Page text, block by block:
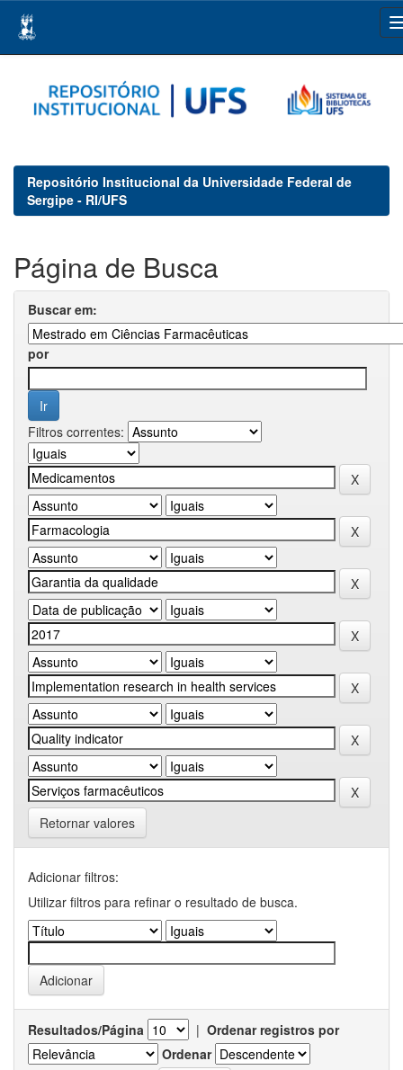
navigation
Repositório Institucional da Universidade Federal de
Sergipe - RI/UFS
Página de Busca
Buscar em:
por
Filtros correntes:
Retornar valores
Adicionar filtros:
Utilizar filtros para refinar o resultado de busca.
Resultados/Página | Ordenar registros por
Ordenar